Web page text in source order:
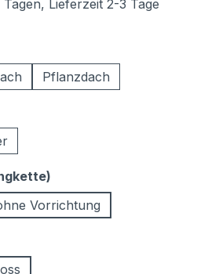
Lieferzeit 2-3 Tage
Pflanzdach
Vorrichtung